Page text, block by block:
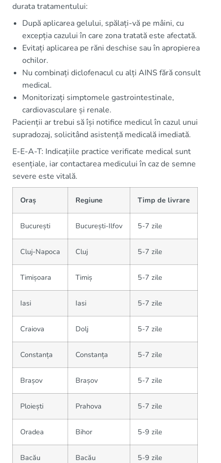
durata tratamentului:
După aplicarea gelului, spălați-vă pe mâini, cu
excepția cazului în care zona tratată este afectată.
Evitați aplicarea pe răni deschise sau în apropierea
ochilor.
Nu combinați diclofenacul cu alți AINS fără consult
medical.
Monitorizați simptomele gastrointestinale,
cardiovasculare și renale.
Pacienții ar trebui să își notifice medicul în cazul unui
supradozaj, solicitând asistență medicală imediată.
E-E-A-T: Indicațiile practice verificate medical sunt
esențiale, iar contactarea medicului în caz de semne
severe este vitală.
Oraș Regiune Timp de livrare
București București-Ilfov 5-7 zile
Cluj-Napoca Cluj 5-7 zile
Timișoara Timiș 5-7 zile
Iasi Iasi 5-7 zile
Craiova Dolj 5-7 zile
Constanța Constanța 5-7 zile
Brașov Brașov 5-7 zile
Ploiești Prahova 5-7 zile
Oradea Bihor 5-9 zile
Bacău Bacău 5-9 zile